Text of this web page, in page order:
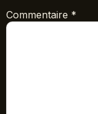
Commentaire *